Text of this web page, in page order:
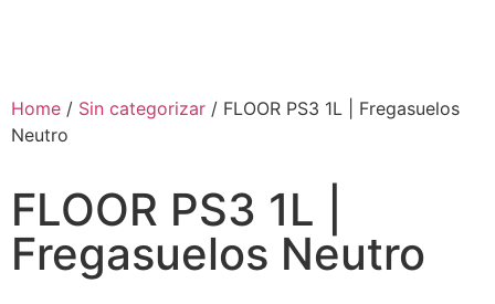
Home / Sin categorizar / FLOOR PS3 1L | Fregasuelos
Neutro
FLOOR PS3 1L |
Fregasuelos Neutro